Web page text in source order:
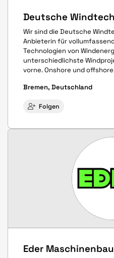
Deutsche
Wir sind die Deutsche
Anbieterin für
Technologien von
unterschiedlichste
vorne. Onshore und
Bremen, Deutschland
Folgen
Eder Maschinenbau